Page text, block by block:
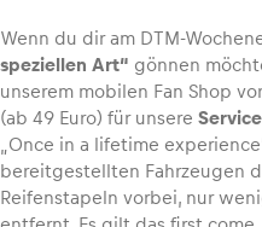
Wenn du dir am DTM-
speziellen Art“ gönnen
unserem mobilen Fan Shop
(ab 49 Euro) für unsere
„Once in a lifetime
bereitgestellten Fahrzeugen
Reifenstapeln vorbei, nur